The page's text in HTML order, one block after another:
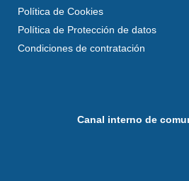
Política de Cookies
Política de Protección de datos
Condiciones de contratación
Canal interno de